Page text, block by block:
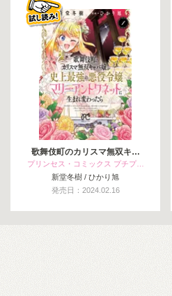
歌舞伎町のカリスマ無双キ…
プリンセス・コミックス プチプ…
新堂冬樹 / ひかり旭
発売日：2024.02.16